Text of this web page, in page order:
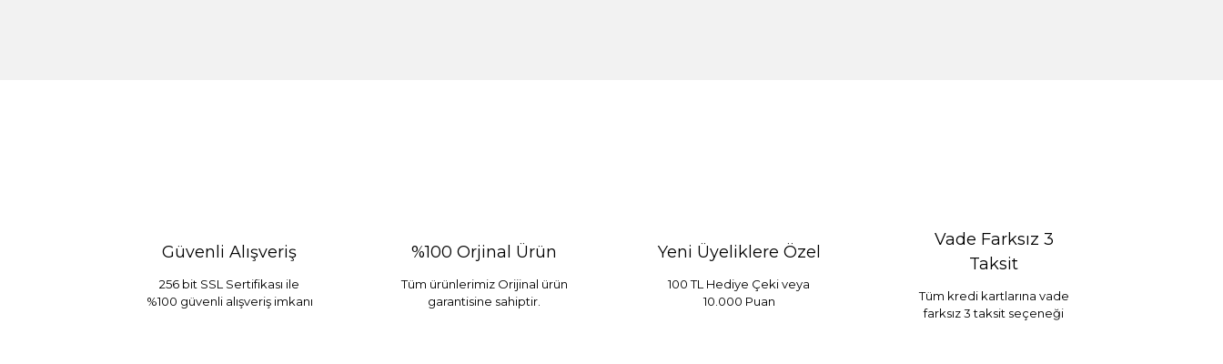
Güvenli Alışveriş
256 bit SSL Sertifikası ile
%100 güvenli alışveriş imkanı
%100 Orjinal Ürün
Tüm ürünlerimiz Orijinal ürün
garantisine sahiptir.
Yeni Üyeliklere Özel
100 TL Hediye Çeki veya
10.000 Puan
Vade Farksız 3
Taksit
Tüm kredi kartlarına vade
farksız 3 taksit seçeneği